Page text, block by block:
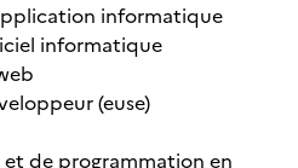
informatique
informatique
(euse)
et de programmation en